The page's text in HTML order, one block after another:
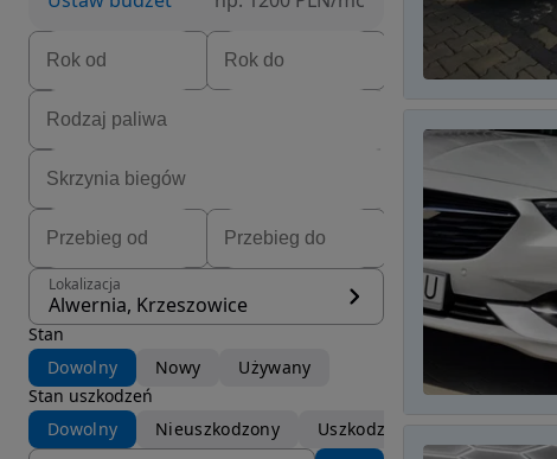
Lokalizacja
Alwernia, Krzeszowice
Stan
Dowolny
Nowy
Używany
Stan uszkodzeń
Dowolny
Nieuszkodzony Uszkodzony